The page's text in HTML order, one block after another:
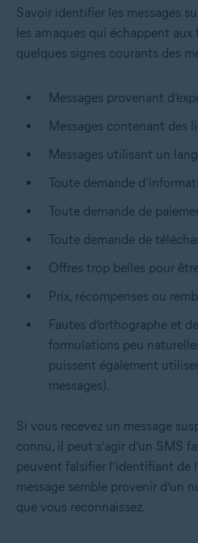
Savoir identifier les messages
les arnaques qui échappent
quelques signes courants des
Messages provenant
Messages contenant des
Messages utilisant un
Toute demande
Toute demande de
Toute demande de
Offres trop belles pour
Prix, récompenses ou
Fautes d’orthographe et
formulations peu
puissent également
messages).
Si vous recevez un message
connu, il peut s’agir d’un SMS
peuvent falsifier l’identifiant de
message semble provenir d’un
que vous reconnaissez.